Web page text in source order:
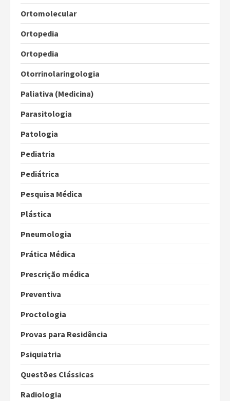
Ortomolecular
Ortopedia
Ortopedia
Otorrinolaringologia
Paliativa (Medicina)
Parasitologia
Patologia
Pediatria
Pediátrica
Pesquisa Médica
Plástica
Pneumologia
Prática Médica
Prescrição médica
Preventiva
Proctologia
Provas para Residência
Psiquiatria
Questões Clássicas
Radiologia